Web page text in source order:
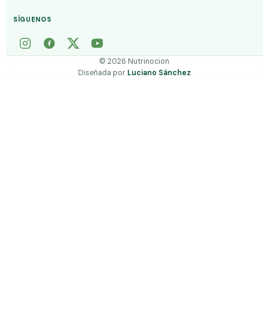
SÍGUENOS
©2026 Nutrinocion
Diseñada por Luciano Sánchez